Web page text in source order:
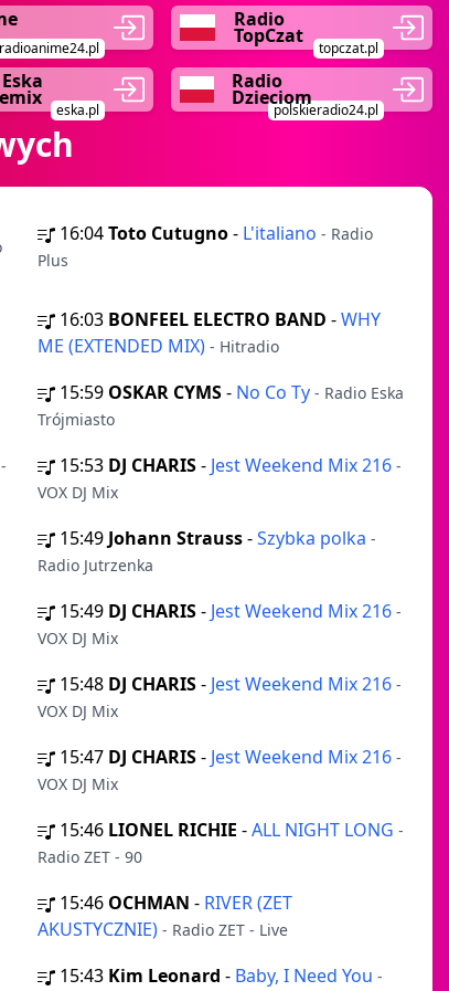
radioanime24.pl
Radio
TopCzat
topczat.pl
eska.pl
Radio
Dzieciom
polskieradio24.pl
16:04Toto Cutugno- L'italiano - Radio
Plus
16:03 BONFEEL ELECTRO BAND -WHY
ME (EXTENDED MIX) - Hitradio
15:59 OSKAR CYMS- No Co Ty - Radio Eska
Trójmiasto
-
15:53 DJ CHARIS- Jest Weekend Mix 216 -
VOX DJ Mix
15:49 Johann Strauss-Szybka polka -
Radio Jutrzenka
15:49 DJ CHARIS- Jest Weekend Mix 216 -
VOX DJ Mix
15:48 DJ CHARIS- Jest Weekend Mix 216 -
VOX DJ Mix
15:47 DJ CHARIS- Jest Weekend Mix 216 -
VOX DJ Mix
15:46 LIONEL RICHIE -ALL NIGHT LONG -
Radio ZET - 90
15:46 OCHMAN - RIVER (ZET
AKUSTYCZNIE) - Radio ZET - Live
15:43 Kim Leonard - Baby, I Need You -